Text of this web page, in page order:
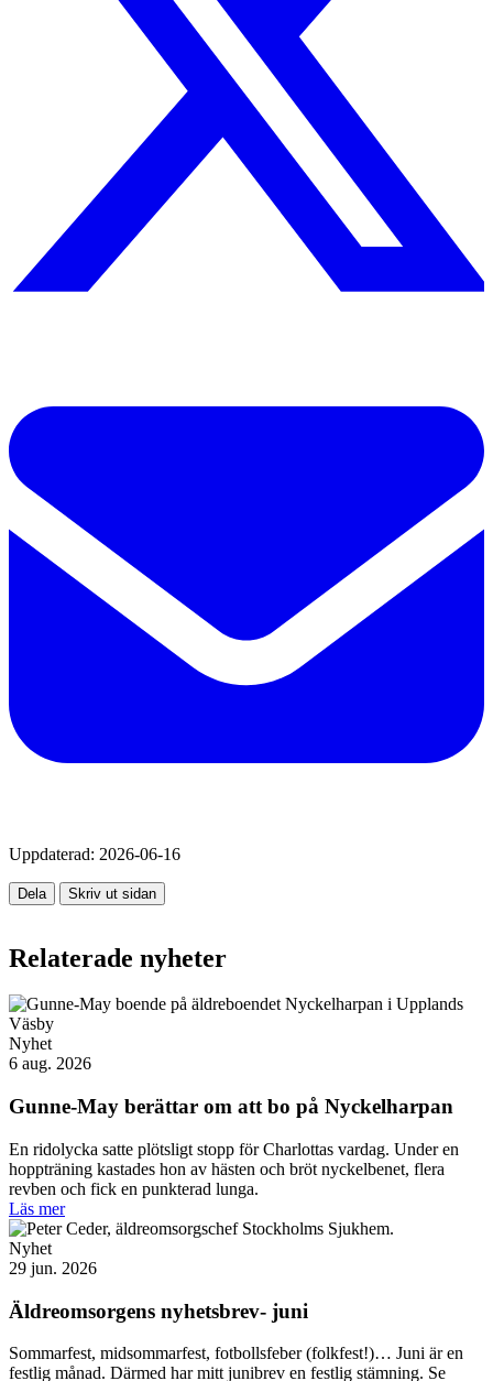
Uppdaterad: 2026-06-16
Dela Skriv ut sidan
Relaterade nyheter
Nyhet
6 aug. 2026
Gunne-May berättar om att bo på Nyckelharpan
En ridolycka satte plötsligt stopp för Charlottas vardag. Under en
hoppträning kastades hon av hästen och bröt nyckelbenet, flera
revben och fick en punkterad lunga.
Läs mer
Nyhet
29 jun. 2026
Äldreomsorgens nyhetsbrev- juni
Sommarfest, midsommarfest, fotbollsfeber (folkfest!)… Juni är en
festlig månad. Därmed har mitt junibrev en festlig stämning. Se